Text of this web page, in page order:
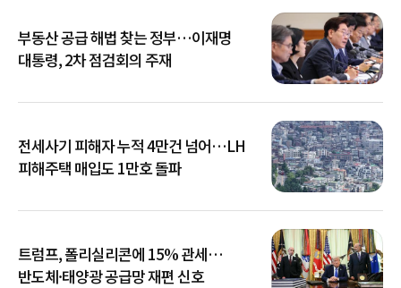
부동산 공급 해법 찾는 정부…이재명
대통령, 2차 점검회의 주재
전세사기 피해자 누적 4만건 넘어…LH
피해주택 매입도 1만호 돌파
트럼프, 폴리실리콘에 15% 관세…
반도체·태양광 공급망 재편 신호